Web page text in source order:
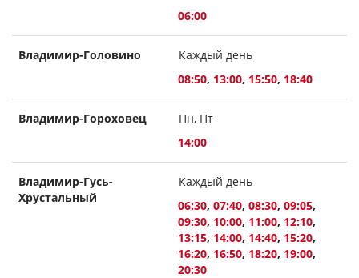
06:00
Владимир-Головино
Каждый день
08:50, 13:00, 15:50, 18:40
Владимир-Гороховец
Пн, Пт
14:00
Владимир-Гусь-
Хрустальный
Каждый день
06:30, 07:40, 08:30, 09:05,
09:30, 10:00, 11:00, 12:10,
13:15, 14:00, 14:40, 15:20,
16:20, 16:50, 18:20, 19:00,
20:30